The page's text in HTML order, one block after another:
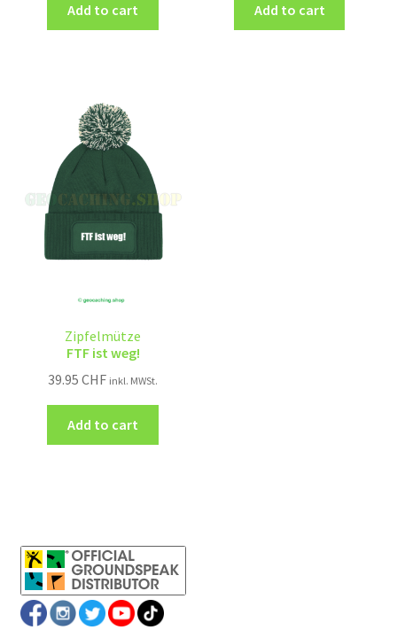
Add to cart Add to cart
Zipfelmütze
FTF ist weg!
39.95CHF inkl. MWSt.
Add to cart